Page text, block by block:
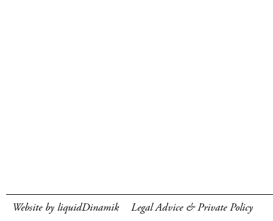
Website by liquidDinamik Legal Advice & Private Policy